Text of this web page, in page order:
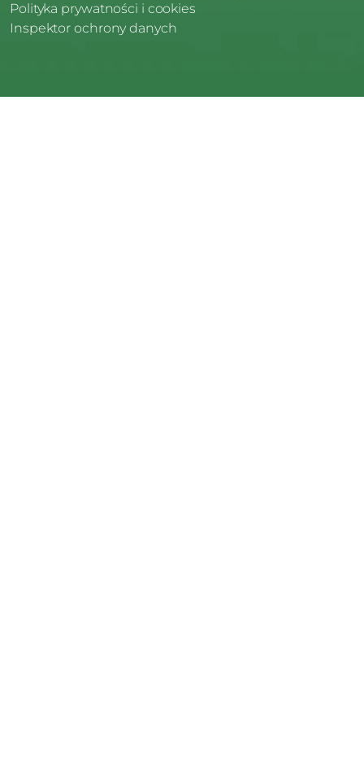
Polityka prywatności i cookies
Inspektor ochrony danych